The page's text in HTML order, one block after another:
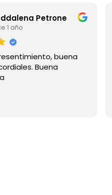
Petrone
año
buena